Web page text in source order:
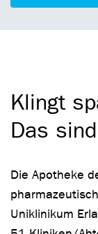
Klingt
Das
Die Apotheke
Uniklinikum